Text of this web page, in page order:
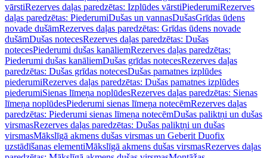
vārstiRezerves daļas paredzētas: Izplūdes vārstiPiederumiRezerves
daļas paredzētas: PiederumiDušas un vannasDušasGrīdas ūdens
novade dušāmRezerves daļas paredzētas: Grīdas ūdens novade
dušāmDušas notecesRezerves daļas paredzētas: Dušas
notecesPiederumi dušas kanāliemRezerves daļas paredzētas:
Piederumi dušas kanāliemDušas grīdas notecesRezerves daļas
paredzētas: Dušas grīdas notecesDušas pamatnes izplūdes
piederumiRezerves daļas paredzētas: Dušas pamatnes izplūdes
piederumiSienas līmeņa noplūdesRezerves daļas paredzētas: Sienas
līmeņa noplūdesPiederumi sienas līmeņa notecēmRezerves daļas
paredzētas: Piederumi sienas līmeņa notecēmDušas paliktņi un dušas
virsmasRezerves daļas paredzētas: Dušas paliktņi un dušas
virsmasMākslīgā akmens dušas virsmas un Geberit Duofix
uzstādīšanas elementiMākslīgā akmens dušas virsmasRezerves daļas